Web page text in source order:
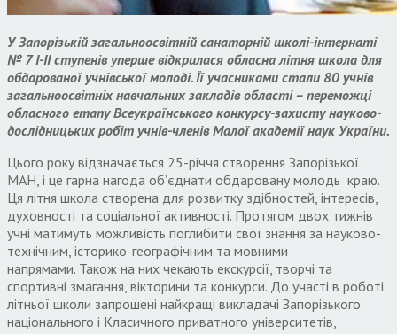
У Запорізькій загальноосвітній санаторній школі-інтернаті
№ 7 І-ІІ ступенів уперше відкрилася обласна літня школа для
обдарованої учнівської молоді. Її учасниками стали 80 учнів
загальноосвітніх навчальних закладів області – переможці
обласного етапу Всеукраїнського конкурсу-захисту науково-
дослідницьких робіт учнів-членів Малої академії наук України.
Цього року відзначається 25-річчя створення Запорізької
МАН, і це гарна нагода об’єднати обдаровану молодь краю.
Ця літня школа створена для розвитку здібностей, інтересів,
духовності та соціальної активності. Протягом двох тижнів
учні матимуть можливість поглибити свої знання за науково-
технічним, історико-географічним та мовними
напрямами. Також на них чекають екскурсії, творчі та
спортивні змагання, вікторини та конкурси. До участі в роботі
літньої школи запрошені найкращі викладачі Запорізького
національного і Класичного приватного університетів,